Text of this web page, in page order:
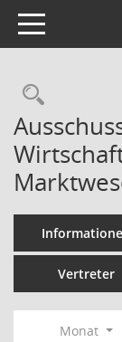
Toggle navigation
Vertreter
Monat